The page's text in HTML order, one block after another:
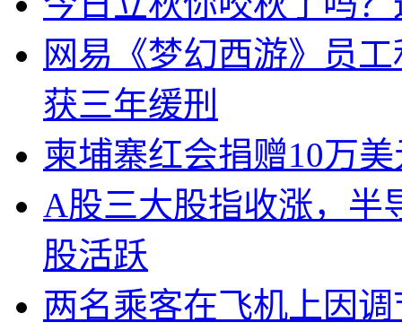
网易《梦幻西游》员
获三年缓刑
柬埔寨红会捐赠10万
A股三大股指收涨，半
股活跃
两名乘客在飞机上因